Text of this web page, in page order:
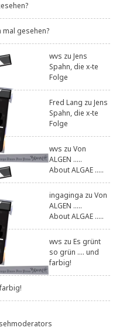
mal gesehen?
wvs zuJens
Spahn, die x-te
Folge
Fred Lang zuJens
Spahn, die x-te
Folge
wvs zuVon
ALGEN .....
About ALGAE .....
ingaginga zuVon
ALGEN .....
About ALGAE .....
wvs zuEs grünt
so grün .... und
farbig!